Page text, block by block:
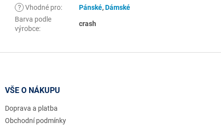
? Vhodné pro: Pánské,Dámské
Barva podle
výrobce:
crash
VŠE O NÁKUPU
Doprava a platba
Obchodní podmínky